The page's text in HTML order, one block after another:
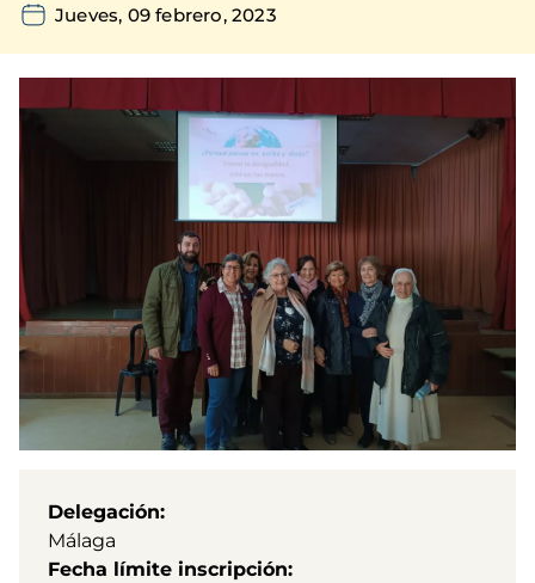
Jueves, 09 febrero, 2023
Delegación
Málaga
Fecha límite inscripción